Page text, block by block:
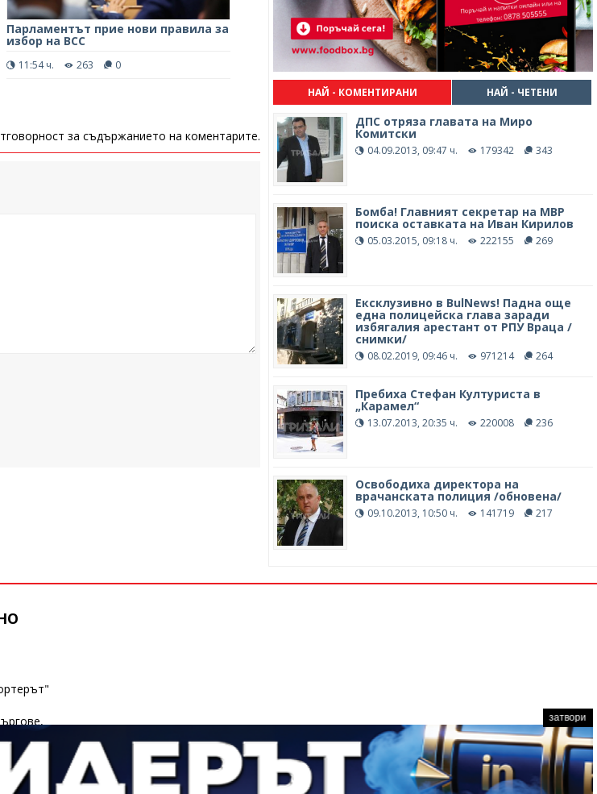
Парламентът прие нови правила за
избор на ВСС
11:54 ч. 263 0
за съдържанието на коментарите.
НАЙ - КОМЕНТИРАНИ НАЙ - ЧЕТЕНИ
ДПС отряза главата на Миро
Комитски
04.09.2013, 09:47 ч. 179342 343
Бомба! Главният секретар на МВР
поиска оставката на Иван Кирилов
05.03.2015, 09:18 ч. 222155 269
Ексклузивно в BulNews! Падна още
една полицейска глава заради
избягалия арестант от РПУ Враца /
снимки/
08.02.2019, 09:46 ч. 971214 264
Пребиха Стефан Културиста в
„Карамел“
13.07.2013, 20:35 ч. 220008 236
Освободиха директора на
врачанската полиция /обновена/
09.10.2013, 10:50 ч. 141719 217
затвори